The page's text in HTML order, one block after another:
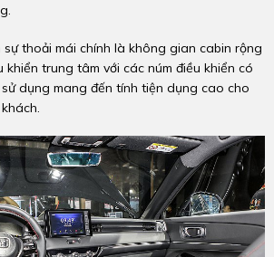
thoải mái chính là không gian cabin rộng
khiển trung tâm với các núm điều khiển có
dụng mang đến tính tiện dụng cao cho